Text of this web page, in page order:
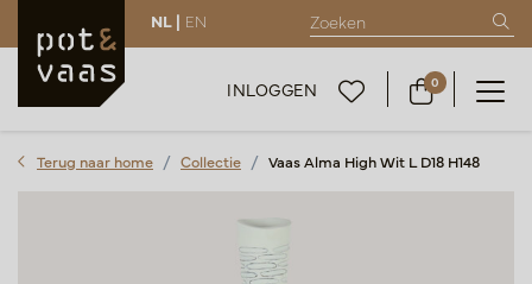
NL | EN
INLOGGEN 0
Terug naar home Collectie Vaas Alma High Wit L D18 H148